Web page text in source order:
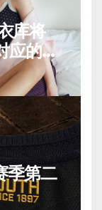
库将
应的生
季第二